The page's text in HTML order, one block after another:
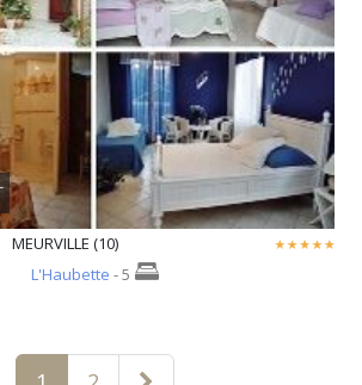
MEURVILLE (10)
L'Haubette - 5